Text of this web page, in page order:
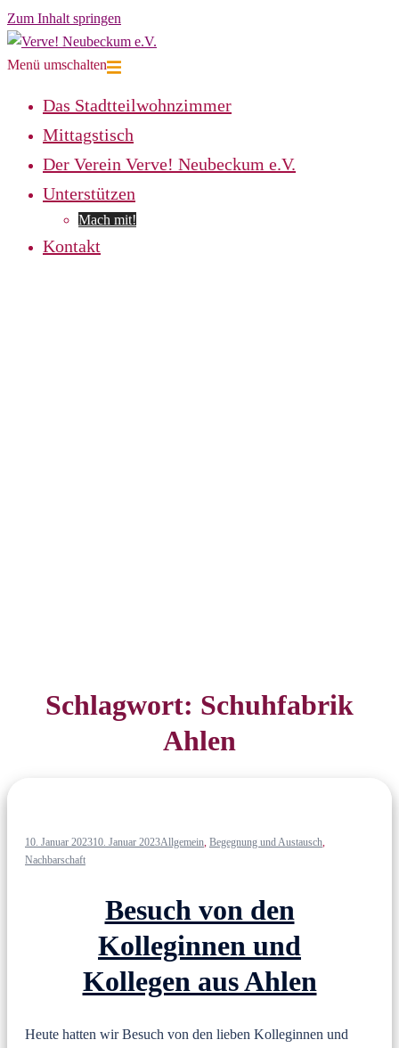
Zum Inhalt springen
Menü umschalten
Das Stadtteilwohnzimmer
Mittagstisch
Der Verein Verve! Neubeckum e.V.
Unterstützen
Mach mit!
Kontakt
Schlagwort: Schuhfabrik
Ahlen
10. Januar 202310. Januar 2023Allgemein, Begegnung und Austausch,
Nachbarschaft
Besuch von den
Kolleginnen und
Kollegen aus Ahlen
Heute hatten wir Besuch von den lieben Kolleginnen und